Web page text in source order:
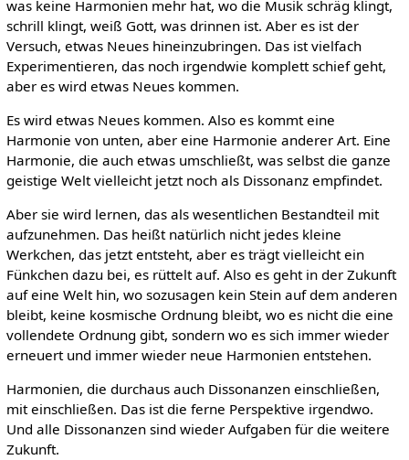
was keine Harmonien mehr hat, wo die Musik schräg klingt,
schrill klingt, weiß Gott, was drinnen ist. Aber es ist der
Versuch, etwas Neues hineinzubringen. Das ist vielfach
Experimentieren, das noch irgendwie komplett schief geht,
aber es wird etwas Neues kommen.
Es wird etwas Neues kommen. Also es kommt eine
Harmonie von unten, aber eine Harmonie anderer Art. Eine
Harmonie, die auch etwas umschließt, was selbst die ganze
geistige Welt vielleicht jetzt noch als Dissonanz empfindet.
Aber sie wird lernen, das als wesentlichen Bestandteil mit
aufzunehmen. Das heißt natürlich nicht jedes kleine
Werkchen, das jetzt entsteht, aber es trägt vielleicht ein
Fünkchen dazu bei, es rüttelt auf. Also es geht in der Zukunft
auf eine Welt hin, wo sozusagen kein Stein auf dem anderen
bleibt, keine kosmische Ordnung bleibt, wo es nicht die eine
vollendete Ordnung gibt, sondern wo es sich immer wieder
erneuert und immer wieder neue Harmonien entstehen.
Harmonien, die durchaus auch Dissonanzen einschließen,
mit einschließen. Das ist die ferne Perspektive irgendwo.
Und alle Dissonanzen sind wieder Aufgaben für die weitere
Zukunft.